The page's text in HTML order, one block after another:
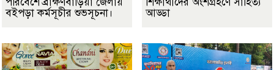
বইপড়া কর্মসূচীর শুভসূচনা।
আড্ডা